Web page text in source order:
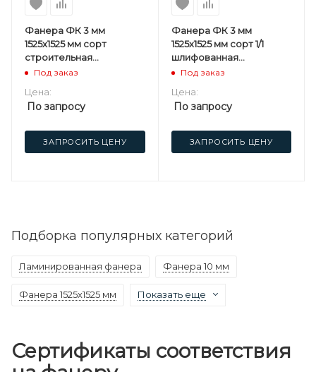
Фанера ФК 3 мм
1525х1525 мм сорт
строительная
нешлифованная
Под заказ
Цена:
По запросу
ЗАПРОСИТЬ ЦЕНУ
Фанера ФК 3 мм
1525х1525 мм сорт 1/1
шлифованная
березовая
Под заказ
Цена:
По запросу
ЗАПРОСИТЬ ЦЕНУ
Подборка популярных категорий
Ламинированная фанера Фанера 10 мм
Фанера 1525х1525 мм Показать еще
Сертификаты соответствия